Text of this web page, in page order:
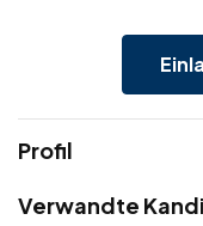
Profil
Verwandte